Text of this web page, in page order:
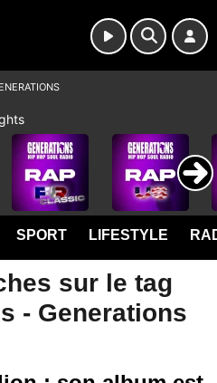
SPORT LIFESTYLE
sur le tag
- Generations